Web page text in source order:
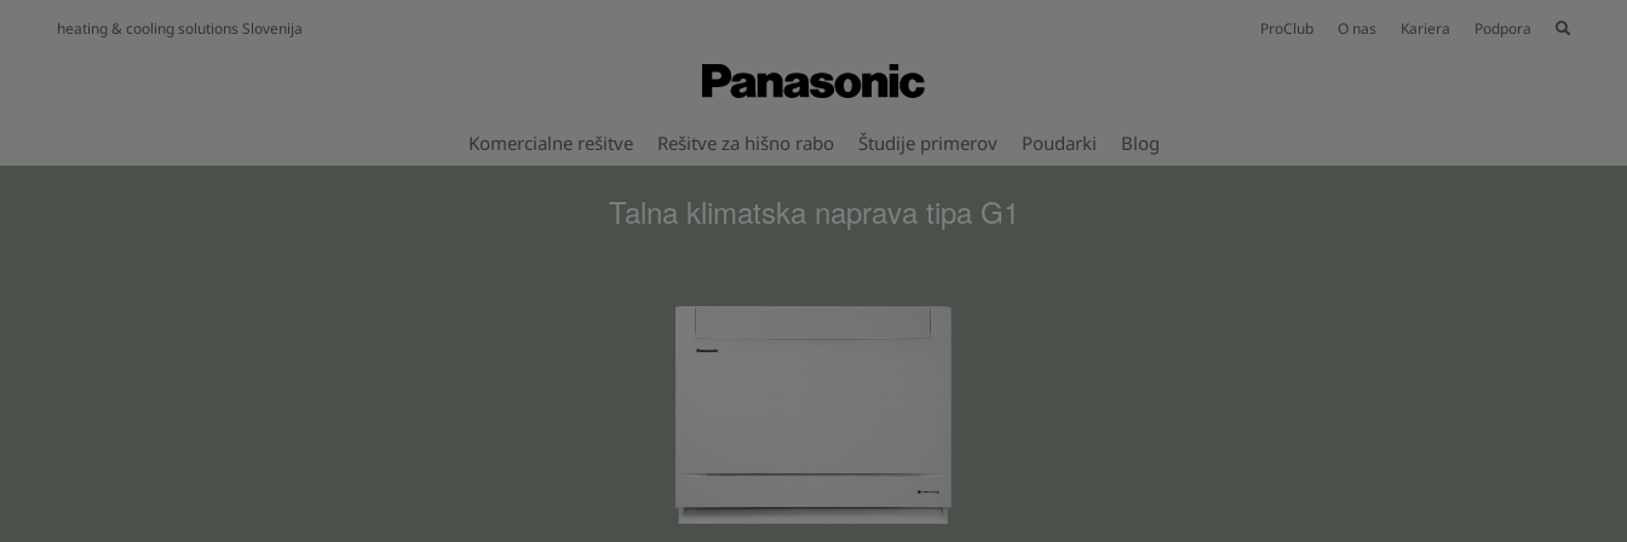
heating & cooling solutions Slovenija ProClub O nas Kariera Podpora
Komercialne rešitve Rešitve za hišno rabo Študije primerov Poudarki Blog
Talna klimatska naprava tipa G1